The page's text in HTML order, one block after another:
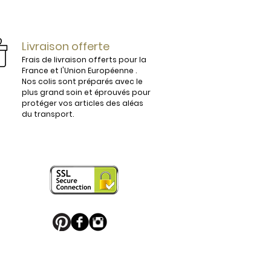
vous conviendra parfaitement.
France sont légèrement
boucle de ceinture pour apporter
puisse en profiter.
Palladium, ou habillés de motifs
Livraison offerte
Frais de livraison offerts pour la
France et l'Union Européenne .
Nos colis sont préparés avec le
plus grand soin et éprouvés pour
protéger vos articles des aléas
du transport.